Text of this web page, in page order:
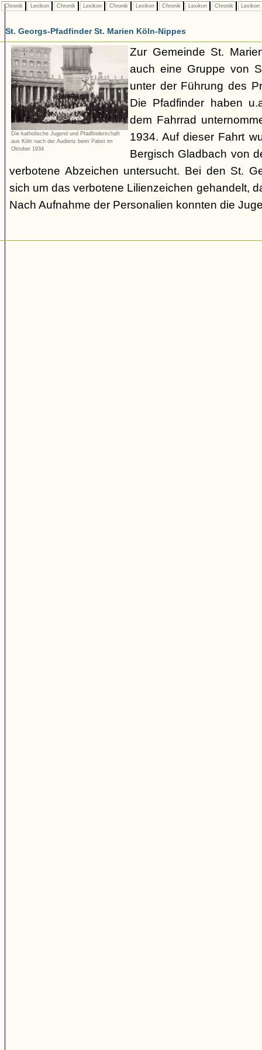
Chronik Lexikon Chronik Lexikon Chronik Lexikon Chronik Lexikon Chronik Lexikon
St. Georgs-Pfadfinder St. Marien Köln-Nippes
Die katholische Jugend und Pfadfinderschaft
aus Köln nach der Audienz beim Pabst im
Oktober 1934
Zur Gemeinde St.
auch eine Gruppe von
unter der Führung des
Die Pfadfinder haben
dem Fahrrad
1934. Auf dieser Fahrt
Bergisch Gladbach von
verbotene Abzeichen untersucht. Bei den St.
sich um das verbotene Lilienzeichen gehandelt,
Nach Aufnahme der Personalien konnten die